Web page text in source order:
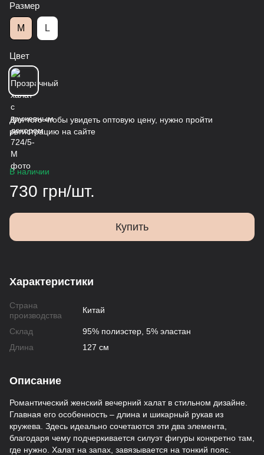
Размер
M L
Цвет
Для того чтобы увидеть оптовую цену, нужно пройти
регистрацию на сайте
В наличии
730 грн/шт.
Купить
Характеристики
Страна
производства
Китай
Склад
95% полиэстер, 5% эластан
Длина
127 см
Описание
Романтический женский вечерний халат в стильном дизайне.
Главная его особенность – длина и шикарный рукав из
кружева. Здесь идеально сочетаются эти два элемента,
благодаря чему подчеркивается силуэт фигуры конкретно там,
где нужно. Халат на запах, завязывается на тонкий пояс.